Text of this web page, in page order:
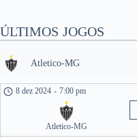
ÚLTIMOS JOGOS
Atletico-MG
8 dez 2024 - 7:00 pm
Atletico-MG